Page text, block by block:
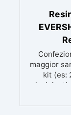
maggior
kit (es:
inizia.